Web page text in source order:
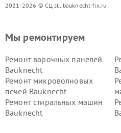
2021-2026 © СЦ stl.bauknecht-fix.ru
Мы ремонтируем
Ремонт варочных панелей
Bauknecht
Ремонт микроволновых
печей Bauknecht
Ремонт стиральных машин
Bauknecht